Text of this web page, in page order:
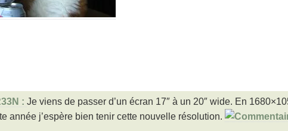
Je viens de passer d’un écran 17″ à un 20″ wide. En
année j’espère bien tenir cette nouvelle résolution.